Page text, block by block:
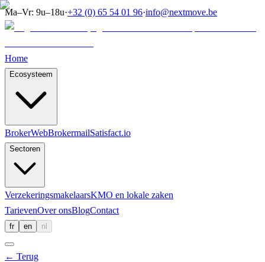
Ma–Vr: 9u–18u·+32 (0) 65 54 01 96·info@nextmove.be
Home
Ecosysteem
BrokerWebBrokermailSatisfact.io
Sectoren
VerzekeringsmakelaarsKMO en lokale zaken
TarievenOver onsBlogContact
fr en nl
← Terug